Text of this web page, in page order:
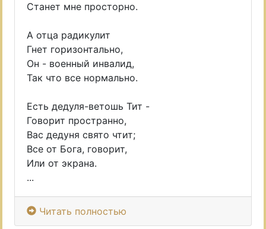
Станет мне просторно.
А отца радикулит
Гнет горизонтально,
Он - военный инвалид,
Так что все нормально.
Есть дедуля-ветошь Тит -
Говорит пространно,
Вас дедуня свято чтит;
Все от Бога, говорит,
Или от экрана.
...
Читать полностью